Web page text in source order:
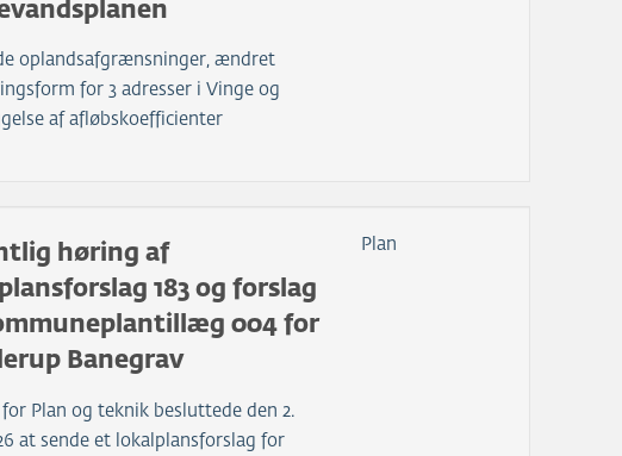
oplandsafgrænsninger, ændret
for 3 adresser i Vinge og
af afløbskoefficienter
høring af
183 og forslag
004 for
Banegrav
Plan og teknik besluttede den 2.
at sende et lokalplansforslag for
Plan